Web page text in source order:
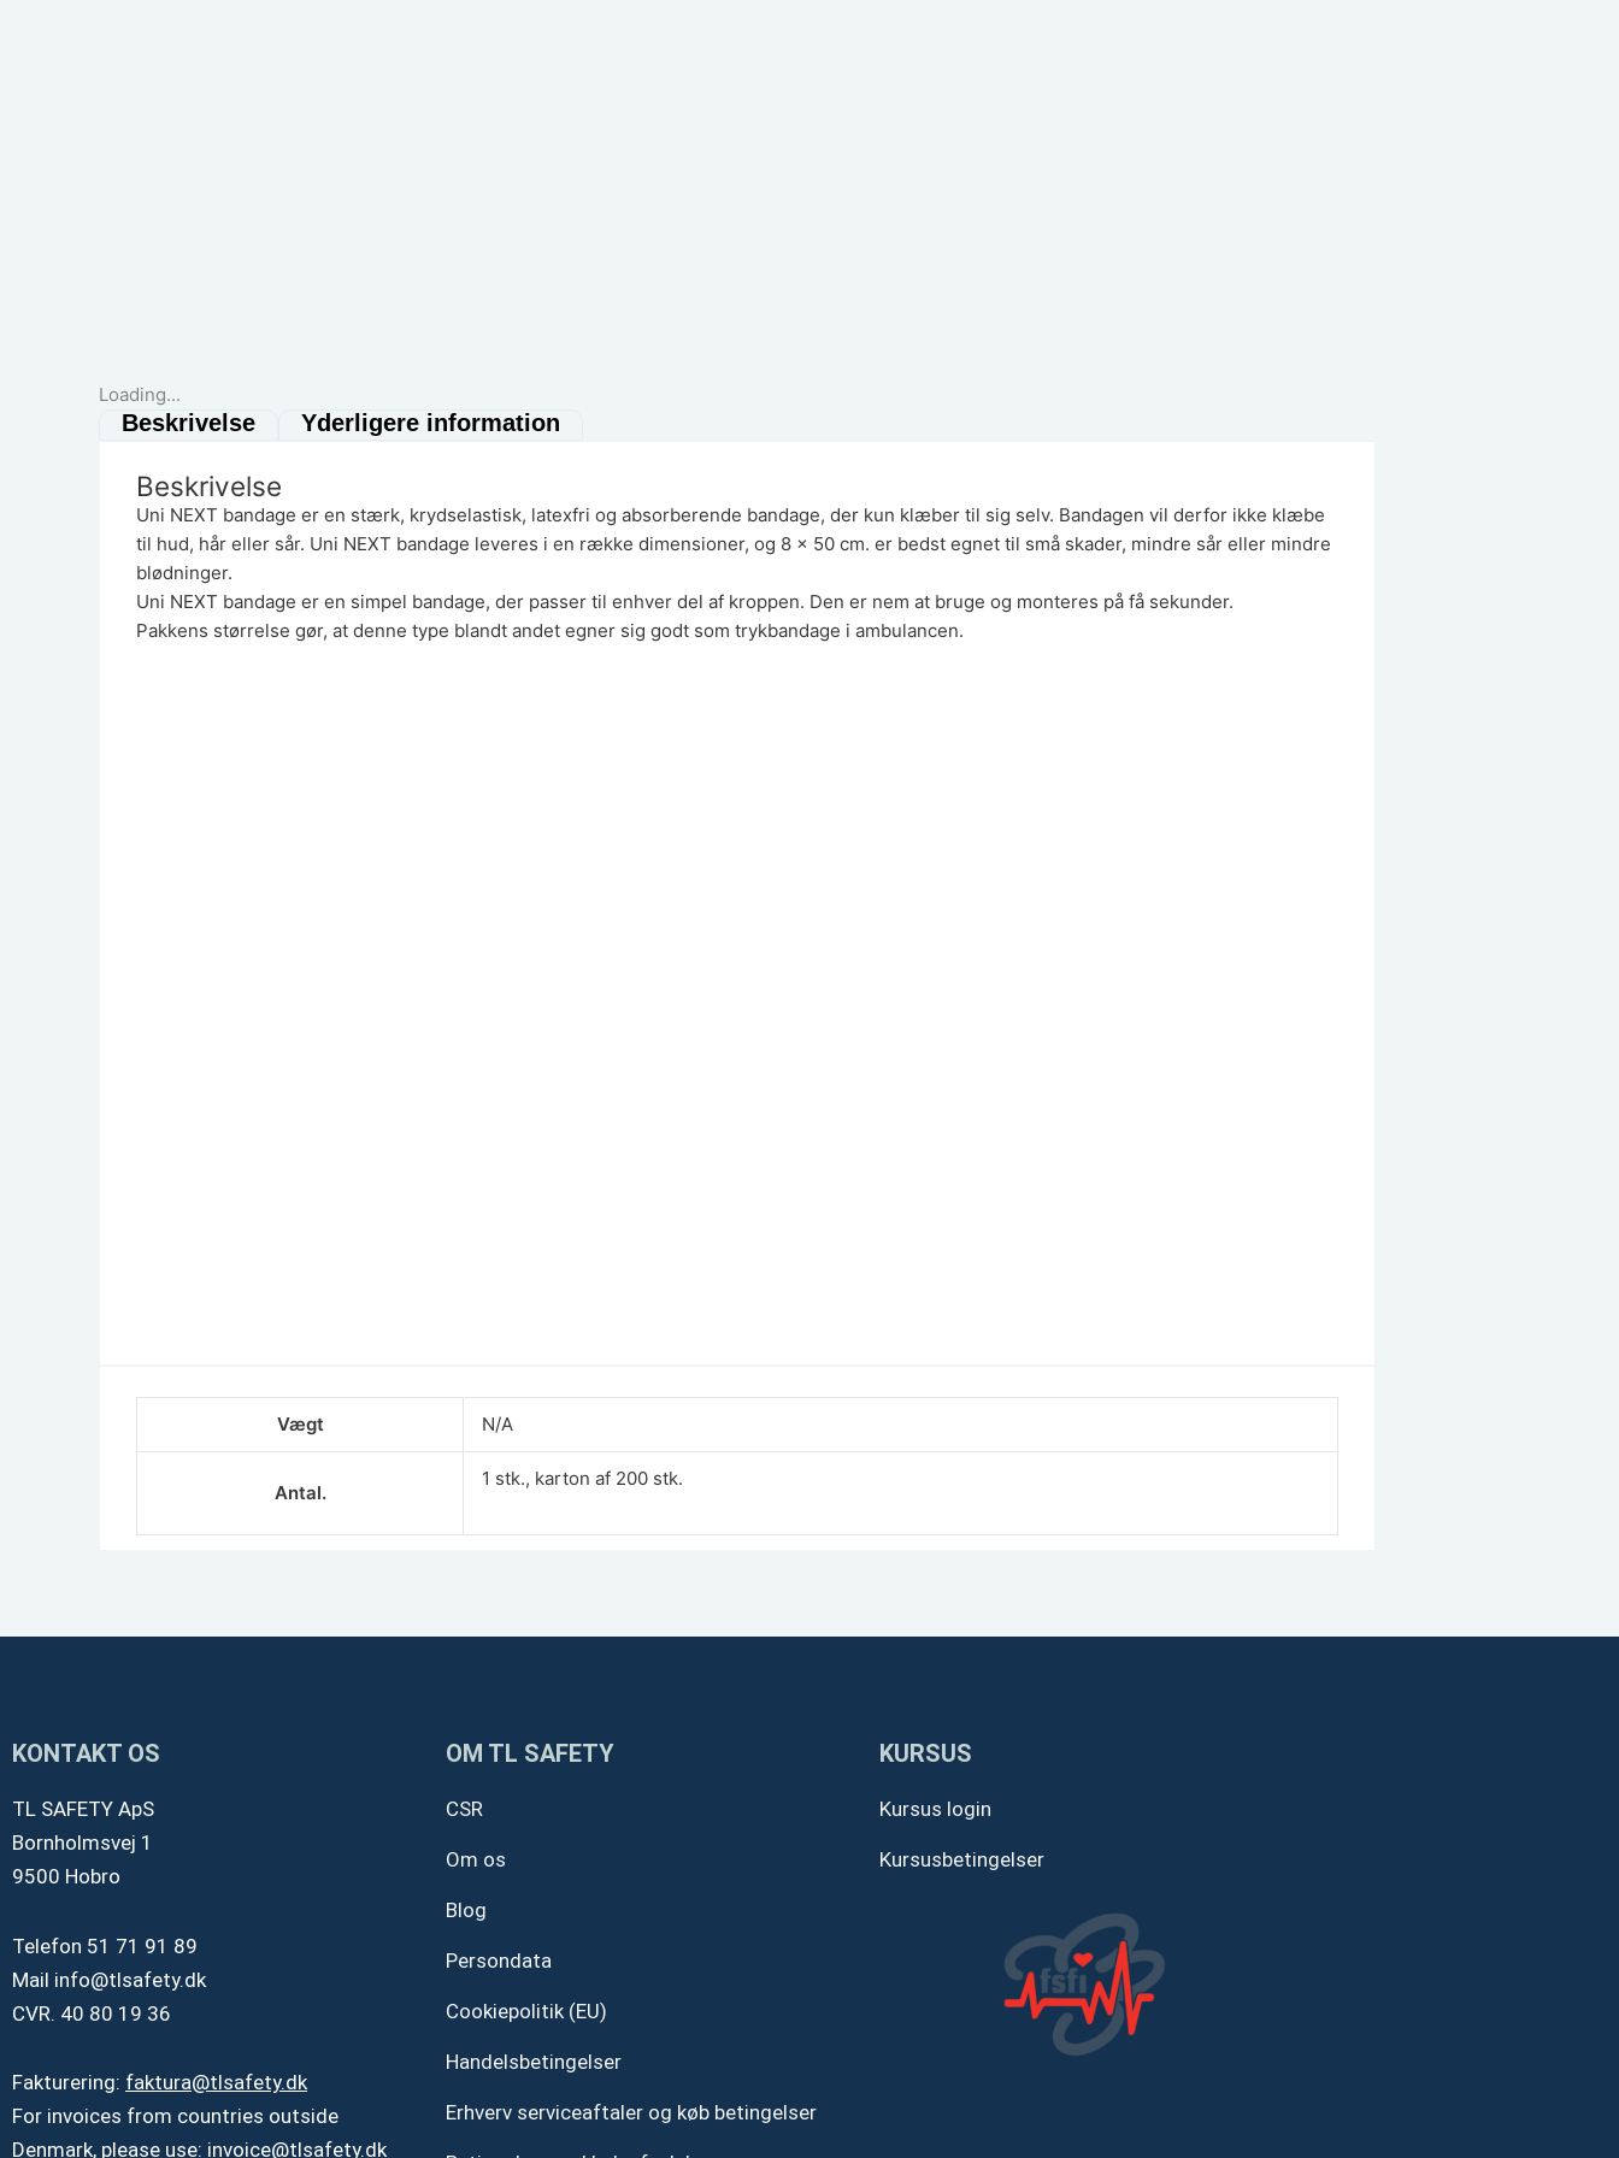
Loading...
Beskrivelse Yderligere information
Beskrivelse
Uni NEXT bandage er en stærk, krydselastisk, latexfri og absorberende bandage, der kun klæber til sig selv. Bandagen vil derfor ikke klæbe
til hud, hår eller sår. Uni NEXT bandage leveres i en række dimensioner, og 8 x 50 cm. er bedst egnet til små skader, mindre sår eller mindre
blødninger.
Uni NEXT bandage er en simpel bandage, der passer til enhver del af kroppen. Den er nem at bruge og monteres på få sekunder.
Pakkens størrelse gør, at denne type blandt andet egner sig godt som trykbandage i ambulancen.
Vægt N/A
Antal.
1 stk., karton af 200 stk.
KONTAKT OS
TL SAFETY ApS
Bornholmsvej 1
9500 Hobro
Telefon 51 71 91 89
Mail info@tlsafety.dk
CVR. 40 80 19 36
Fakturering: faktura@tlsafety.dk
For invoices from countries outside
Denmark, please use: invoice@tlsafety.dk
OM TL SAFETY
CSR
Om os
Blog
Persondata
Cookiepolitik (EU)
Handelsbetingelser
Erhverv serviceaftaler og køb betingelser
KURSUS
Kursus login
Kursusbetingelser